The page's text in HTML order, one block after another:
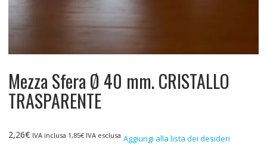
Mezza Sfera Ø 40 mm. CRISTALLO
TRASPARENTE
2,26€ IVA inclusa 1,85€IVA esclusa Aggiungi alla lista dei desideri